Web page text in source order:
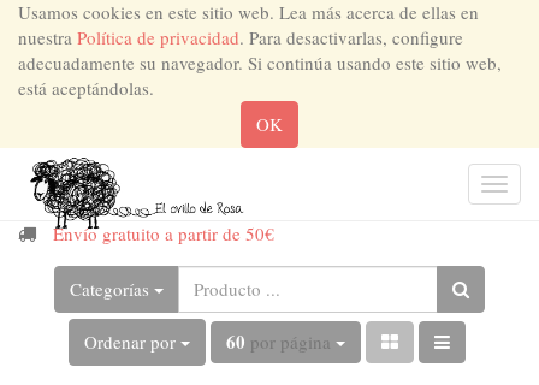
Usamos cookies en este sitio web. Lea más acerca de ellas en
nuestra Política de privacidad. Para desactivarlas, configure
adecuadamente su navegador. Si continúa usando este sitio web,
está aceptándolas.
OK
Envío gratuito a partir de 50€
Categorías
Ordenar por 60 por página